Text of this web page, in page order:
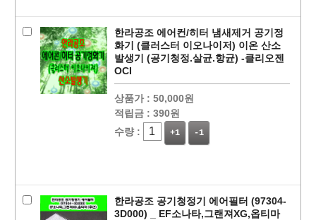
한라공조 에어컨/히터 냄새제거 공기정
화기 (클러스터 이오나이저) 이온 산소
발생기 (공기청정.살균.항균) -클리오젠
OCI
상품가 : 50,000원
적립금 : 390원
수량 :
+1 -1
한라공조 공기청정기 에어필터 (97304-
3D000) _ EF소나타,그랜져XG,옵티마